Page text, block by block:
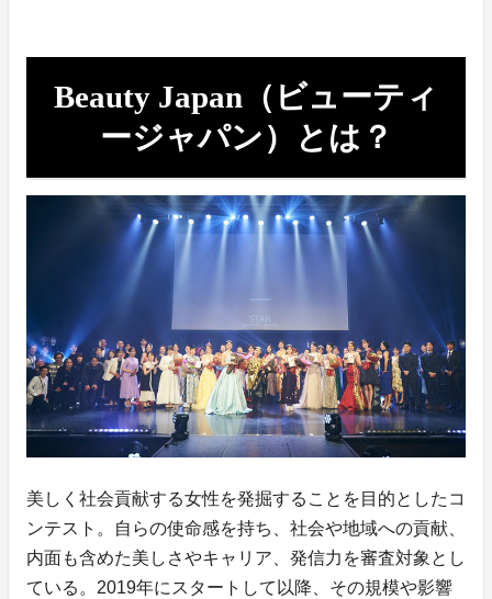
Beauty Japan（ビューティ
ージャパン）とは？
美しく社会貢献する女性を発掘することを目的としたコ
ンテスト。自らの使命感を持ち、社会や地域への貢献、
内面も含めた美しさやキャリア、発信力を審査対象とし
ている。2019年にスタートして以降、その規模や影響